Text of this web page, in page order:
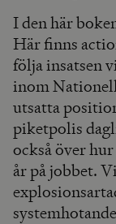
I den här
Här finns
följa insatsen
inom
utsatta
piketpolis
också över
år på jobbet.